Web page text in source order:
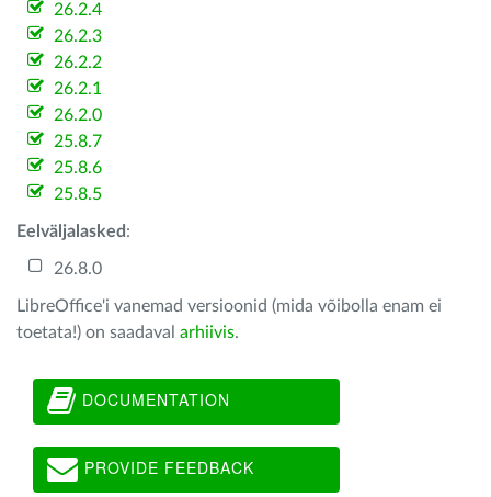
26.2.4
26.2.3
26.2.2
26.2.1
26.2.0
25.8.7
25.8.6
25.8.5
Eelväljalasked :
26.8.0
LibreOffice'i vanemad versioonid (mida võibolla enam ei
toetata!) on saadaval arhiivis.
DOCUMENTATION
PROVIDE FEEDBACK